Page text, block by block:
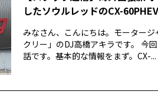
したソウルレッドのCX-60PHEV
みなさん、こんにちは。モーター
クリー」のDJ高橋アキラです。 今
話です。基本的な情報をまず。CX-...